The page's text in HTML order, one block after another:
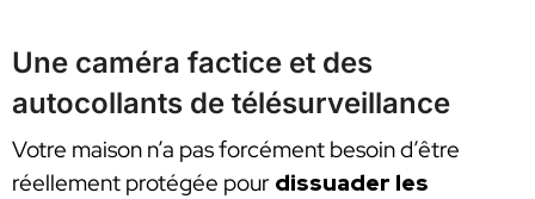
Une caméra factice et des
autocollants de télésurveillance
Votre maison n’a pas forcément besoin d’être
réellement protégée pour dissuader les